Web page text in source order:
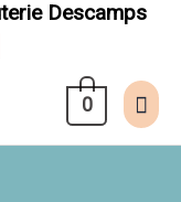
Descamps
0